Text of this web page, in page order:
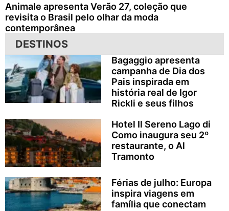
Animale apresenta Verão 27, coleção que
revisita o Brasil pelo olhar da moda
contemporânea
DESTINOS
Bagaggio apresenta
campanha de Dia dos
Pais inspirada em
história real de Igor
Rickli e seus filhos
Hotel Il Sereno Lago di
Como inaugura seu 2º
restaurante, o Al
Tramonto
Férias de julho: Europa
inspira viagens em
família que conectam